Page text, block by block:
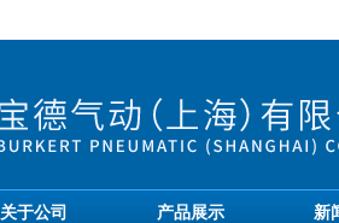
关于公司 产品展示 新